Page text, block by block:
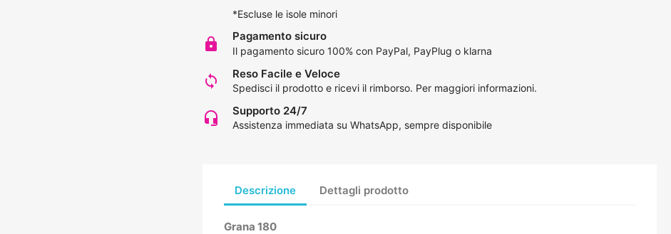
*Escluse le isole minori
lock Pagamento sicuro
Il pagamento sicuro 100% con PayPal, PayPlug o klarna
loop Reso Facile e Veloce
Spedisci il prodotto e ricevi il rimborso. Per maggiori informazioni.
headset_mic Supporto 24/7
Assistenza immediata su WhatsApp, sempre disponibile
Descrizione Dettagli prodotto
Grana 180